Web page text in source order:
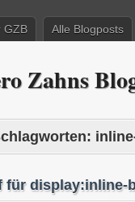
GZB Alle Blogposts
Zahns
für display:inline-